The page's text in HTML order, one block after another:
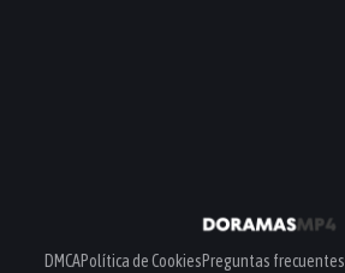
DMCAPolítica de CookiesPreguntas frecuentes